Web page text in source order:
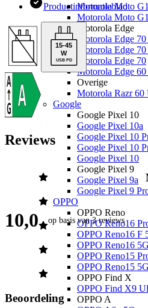
Motorola Moto
Motorola Moto
Motorola Edge
Motorola Edge 70
Motorola Edge
Motorola Edge 70
Motorola Edge 60
Overige
Motorola Razr 60
Google
Google Pixel 10
Google Pixel 10a
Google Pixel 10
Google Pixel 10
Google Pixel 10
Google Pixel 9
Google Pixel 9a
Google Pixel 9
OPPO
OPPO Reno
OPPO Reno16
OPPO Reno16 F
OPPO Reno16 5G
OPPO Reno15
OPPO Reno15 5G
OPPO Find X
OPPO Find X9
OPPO A
temperaturen onder de 16 graden.
Productinformatieblad
15-45
W
USB PD
Reviews
10,0 op basis van3 reviews
Beoordeling